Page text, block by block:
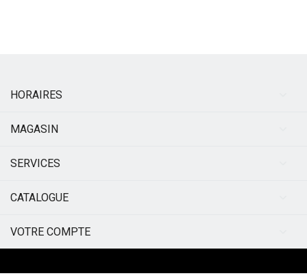
HORAIRES
MAGASIN
SERVICES
CATALOGUE
VOTRE COMPTE